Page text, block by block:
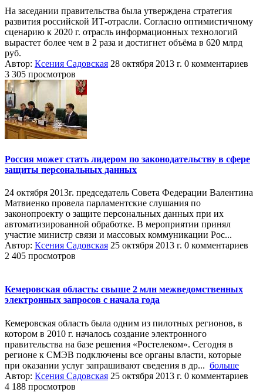
На заседании правительства была утверждена стратегия
развития российской ИТ-отрасли. Согласно оптимистичному
сценарию к 2020 г. отрасль информационных технологий
вырастет более чем в 2 раза и достигнет объёма в 620 млрд
руб.
Автор: Ксения Садовская 28 октября 2013 г. 0 комментариев
3 305 просмотров
Россия может стать лидером по законодательству в сфере
защиты персональных данных
24 октября 2013г. председатель Совета Федерации Валентина
Матвиенко провела парламентские слушания по
законопроекту о защите персональных данных при их
автоматизированной обработке. В мероприятии принял
участие министр связи и массовых коммуникации Рос...
Автор: Ксения Садовская 25 октября 2013 г. 0 комментариев
2 405 просмотров
Кемеровская область: свыше 2 млн межведомственных
электронных запросов с начала года
Кемеровская область была одним из пилотных регионов, в
котором в 2010 г. началось создание электронного
правительства на базе решения «Ростелеком». Сегодня в
регионе к СМЭВ подключены все органы власти, которые
при оказании услуг запрашивают сведения в др... больше
Автор: Ксения Садовская 25 октября 2013 г. 0 комментариев
4 188 просмотров